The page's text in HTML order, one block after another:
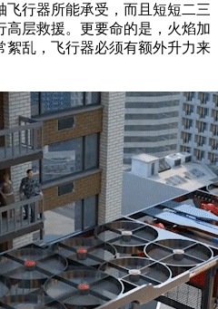
飞行器所能承受，而且短短二三
层救援。更要命的是，火焰加
絮乱，飞行器必须有额外升力来